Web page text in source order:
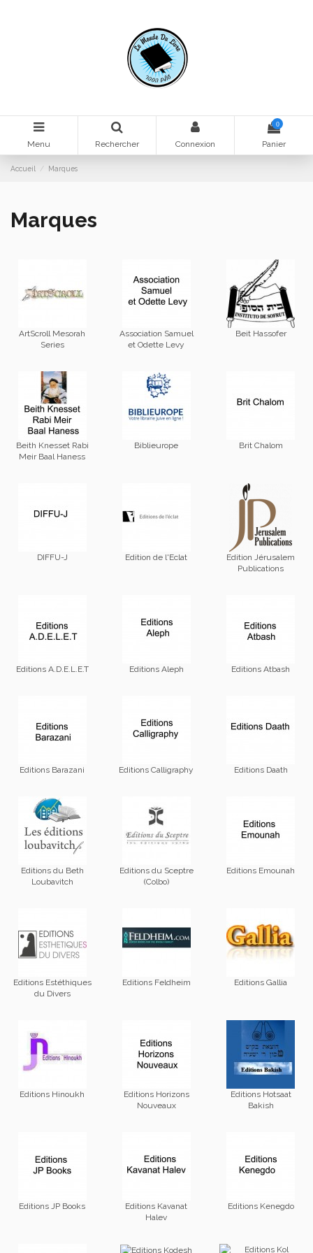
Menu Rechercher Connexion
0
Panier
Accueil Marques
Marques
ArtScroll Mesorah
Series
Association Samuel
et Odette Levy
Beit Hassofer
Beith Knesset Rabi
Meir Baal Haness
Biblieurope Brit Chalom
DIFFU-J Edition de l'Eclat
Edition Jérusalem
Publications
Editions A.D.E.L.E.T Editions Aleph Editions Atbash
Editions Barazani Editions Calligraphy Editions Daath
Editions du Beth
Loubavitch
Editions du Sceptre
(Colbo)
Editions Emounah
Editions Estéthiques
du Divers
Editions Feldheim Editions Gallia
Editions Hinoukh
Editions Horizons
Nouveaux
Editions Hotsaat
Bakish
Editions JP Books
Editions Kavanat
Halev
Editions Kenegdo